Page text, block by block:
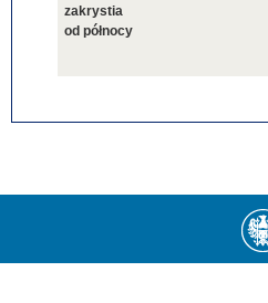
zakrystia
od północy